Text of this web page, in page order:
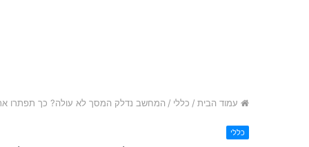
עמוד הבית / כללי / המחשב נדלק המסך לא עולה? כך תפתרו
כללי